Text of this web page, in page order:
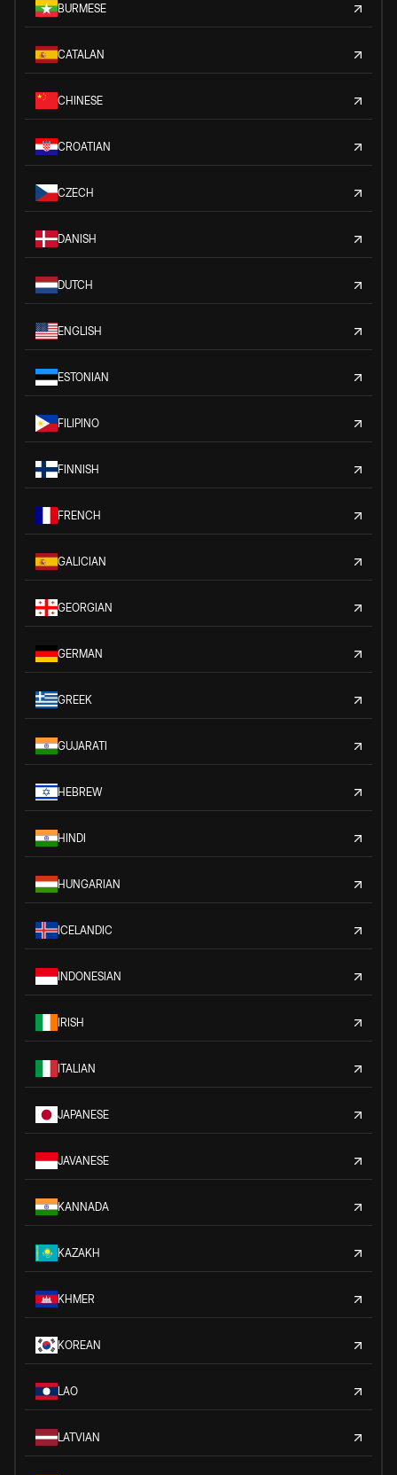
BURMESE
CATALAN
CHINESE
CROATIAN
CZECH
DANISH
DUTCH
ENGLISH
ESTONIAN
FILIPINO
FINNISH
FRENCH
GALICIAN
GEORGIAN
GERMAN
GREEK
GUJARATI
HEBREW
HINDI
HUNGARIAN
ICELANDIC
INDONESIAN
IRISH
ITALIAN
JAPANESE
JAVANESE
KANNADA
KAZAKH
KHMER
KOREAN
LAO
LATVIAN